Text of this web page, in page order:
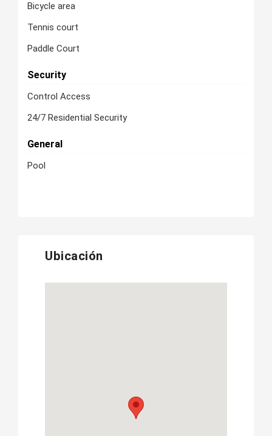
Bicycle area
Tennis court
Paddle Court
Security
Control Access
24/7 Residential Security
General
Pool
Ubicación